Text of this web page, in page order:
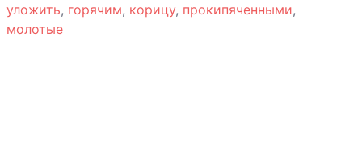
Маринованный
уложить, горячим, корицу, прокипяченными,
молотые